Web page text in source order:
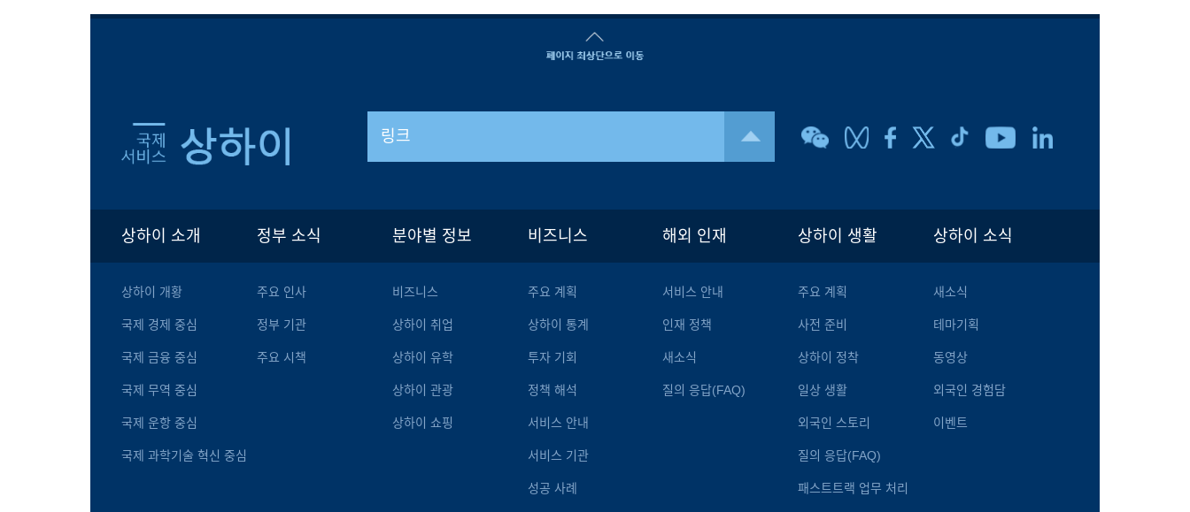
링크
상하이 소개
상하이 개황
국제 경제 중심
국제 금융 중심
국제 무역 중심
국제 운항 중심
국제 과학기술 혁신 중심
정부 소식
주요 인사
정부 기관
주요 시책
분야별 정보
비즈니스
상하이 취업
상하이 유학
상하이 관광
상하이 쇼핑
비즈니스
주요 계획
상하이 통계
투자 기회
정책 해석
서비스 안내
서비스 기관
성공 사례
해외 인재
서비스 안내
인재 정책
새소식
질의 응답(FAQ)
상하이 생활
주요 계획
사전 준비
상하이 정착
일상 생활
외국인 스토리
질의 응답(FAQ)
패스트트랙 업무 처리
상하이 소식
새소식
테마기획
동영상
외국인 경험담
이벤트